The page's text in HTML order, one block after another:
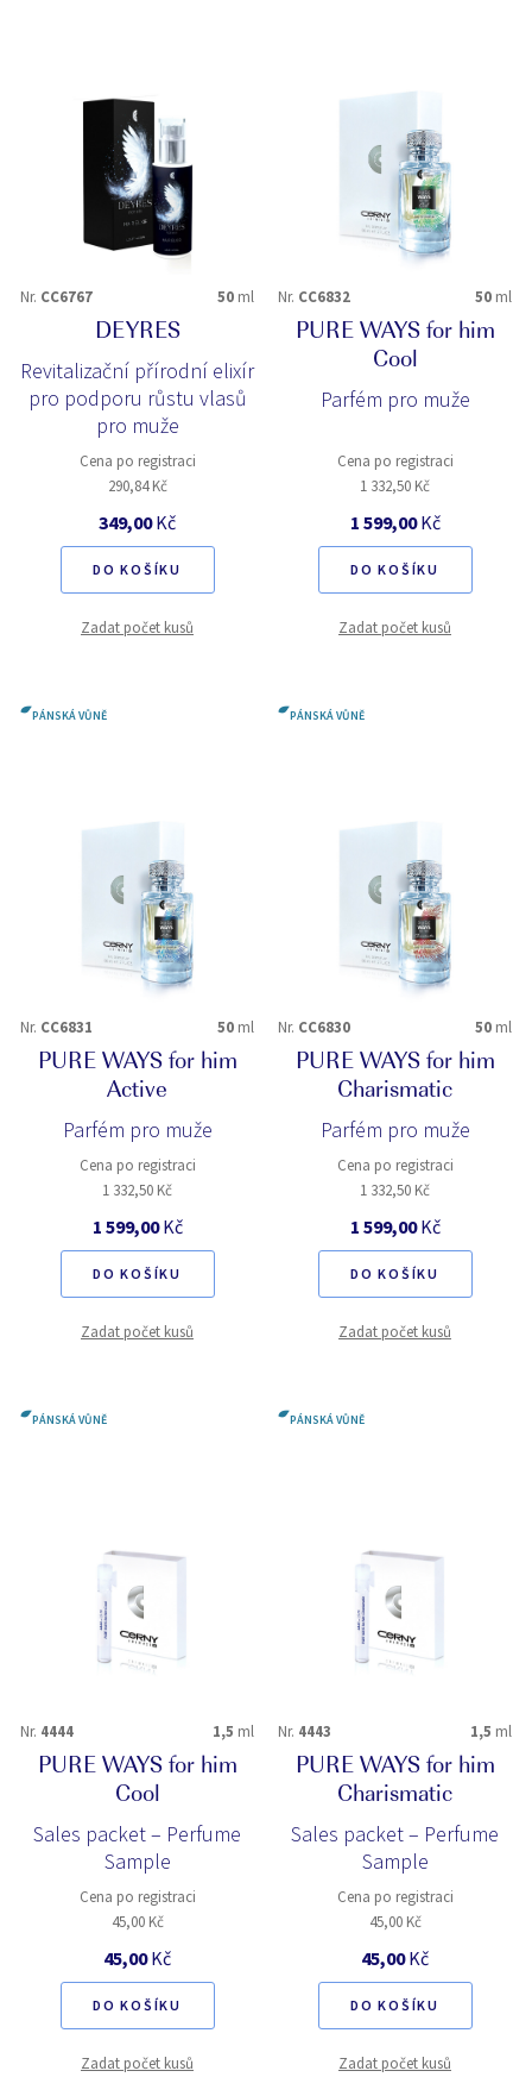
Nr. CC6767 50 ml
DEYRES
Revitalizační přírodní elixír
pro podporu růstu vlasů
pro muže
Cena po registraci
290,84 Kč
349,00Kč
DO KOŠÍKU
Zadat počet kusů
Nr. CC6832 50 ml
PURE WAYS for him
Cool
Parfém pro muže
Cena po registraci
1 332,50 Kč
1 599,00Kč
DO KOŠÍKU
Zadat počet kusů
PÁNSKÁ VŮNĚ
Nr. CC6831 50 ml
PURE WAYS for him
Active
Parfém pro muže
Cena po registraci
1 332,50 Kč
1 599,00Kč
DO KOŠÍKU
Zadat počet kusů
PÁNSKÁ VŮNĚ
Nr. CC6830 50 ml
PURE WAYS for him
Charismatic
Parfém pro muže
Cena po registraci
1 332,50 Kč
1 599,00Kč
DO KOŠÍKU
Zadat počet kusů
PÁNSKÁ VŮNĚ
Nr. 4444 1,5 ml
PURE WAYS for him
Cool
Sales packet – Perfume
Sample
Cena po registraci
45,00 Kč
45,00Kč
DO KOŠÍKU
Zadat počet kusů
PÁNSKÁ VŮNĚ
Nr. 4443 1,5 ml
PURE WAYS for him
Charismatic
Sales packet – Perfume
Sample
Cena po registraci
45,00 Kč
45,00Kč
DO KOŠÍKU
Zadat počet kusů